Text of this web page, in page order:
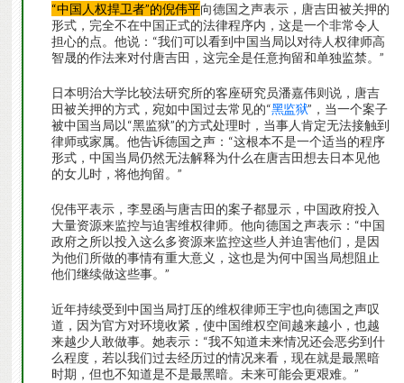
“中国人权捍卫者”的倪伟平向德国之声表示，唐吉田被关押的
形式，完全不在中国正式的法律程序内，这是一个非常令人
担心的点。他说：“我们可以看到中国当局以对待人权律师高
智晟的作法来对付唐吉田，这完全是任意拘留和单独监禁。”
日本明治大学比较法研究所的客座研究员潘嘉伟则说，唐吉
田被关押的方式，宛如中国过去常见的“黑监狱”，当一个案子
被中国当局以“黑监狱”的方式处理时，当事人肯定无法接触到
律师或家属。他告诉德国之声：“这根本不是一个适当的程序
形式，中国当局仍然无法解释为什么在唐吉田想去日本见他
的女儿时，将他拘留。”
倪伟平表示，李昱函与唐吉田的案子都显示，中国政府投入
大量资源来监控与迫害维权律师。他向德国之声表示：“中国
政府之所以投入这么多资源来监控这些人并迫害他们，是因
为他们所做的事情有重大意义，这也是为何中国当局想阻止
他们继续做这些事。”
近年持续受到中国当局打压的维权律师王宇也向德国之声叹
道，因为官方对环境收紧，使中国维权空间越来越小，也越
来越少人敢做事。她表示：“我不知道未来情况还会恶劣到什
么程度，若以我们过去经历过的情况来看，现在就是最黑暗
时期，但也不知道是不是最黑暗。未来可能会更艰难。”